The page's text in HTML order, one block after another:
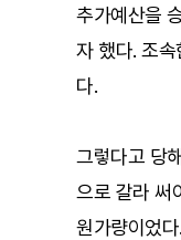
추가예산을
자 했다. 조
다.
그렇다고 당
으로 갈라 써
원가량이었다.